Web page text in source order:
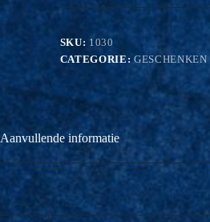
SKU: 1030
CATEGORIE: GESCHENKEN
Aanvullende informatie